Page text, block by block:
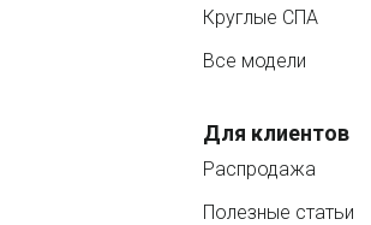
Круглые СПА
Все модели
Для клиентов
Распродажа
Полезные статьи